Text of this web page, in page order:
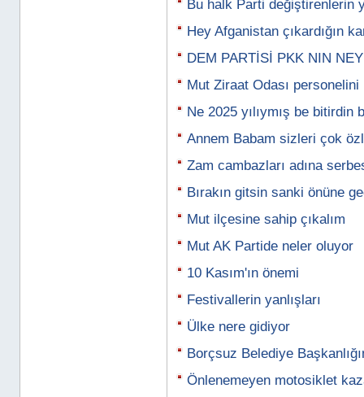
Bu halk Parti değiştirenlerin
Hey Afganistan çıkardığın
DEM PARTİSİ PKK NIN
Mut Ziraat Odası
Ne 2025 yılıymış be bitirdin
Annem Babam sizleri çok
Zam cambazları adına
Bırakın gitsin sanki önüne
Mut ilçesine sahip çıkalım
Mut AK Partide neler oluyor
10 Kasım'ın önemi
Festivallerin yanlışları
Ülke nere gidiyor
Borçsuz Belediye
Önlenemeyen motosiklet